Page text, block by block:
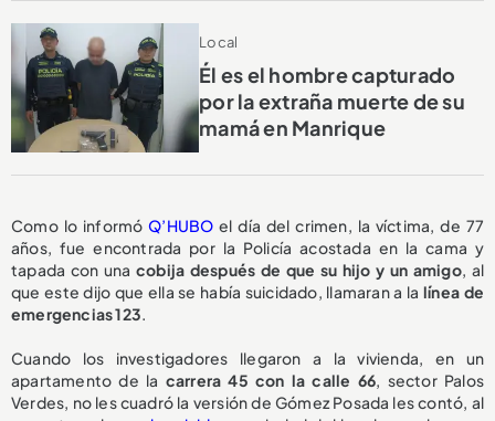
Local
Él es el hombre capturado
por la extraña muerte de su
mamá en Manrique
Como lo informóQ’HUBO el día del crimen, la víctima, de 77
años, fue encontrada por la Policía acostada en la cama y
tapada con unacobija después de que su hijo y un amigo, al
que este dijo que ella se había suicidado, llamaran a lalínea de
emergencias 123.
Cuando los investigadores llegaron a la vivienda, en un
apartamento de la carrera 45 con la calle 66, sector Palos
Verdes, no les cuadró la versión de Gómez Posada les contó, al